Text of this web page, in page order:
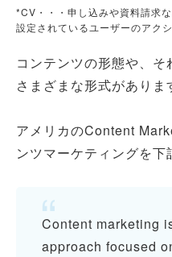
*CV・・・申し込みや資料請求
設定されているユーザーのアク
コンテンツの形態や、
さまざまな形式がありま
アメリカのContent
ンツマーケティングを下
Content marketing
approach focused